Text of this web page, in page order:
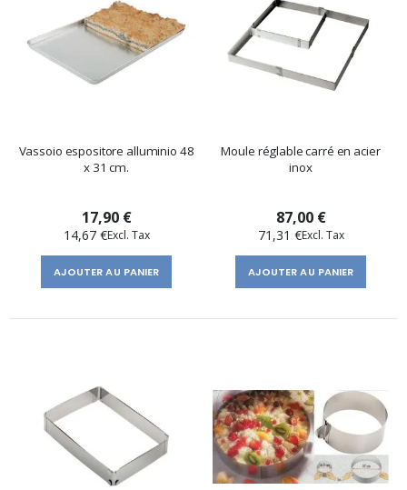
Vassoio espositore alluminio 48
x 31 cm.
17,90 €
14,67 €
AJOUTER AU PANIER
Moule réglable carré en acier
inox
87,00 €
71,31 €
AJOUTER AU PANIER